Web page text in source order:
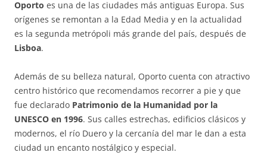
Oporto es una de las ciudades más antiguas Europa. Sus
orígenes se remontan a la Edad Media y en la actualidad
es la segunda metrópoli más grande del país, después de
Lisboa.
Además de su belleza natural, Oporto cuenta con atractivo
centro histórico que recomendamos recorrer a pie y que
fue declarado Patrimonio de la Humanidad por la
UNESCO en 1996. Sus calles estrechas, edificios clásicos y
modernos, el río Duero y la cercanía del mar le dan a esta
ciudad un encanto nostálgico y especial.